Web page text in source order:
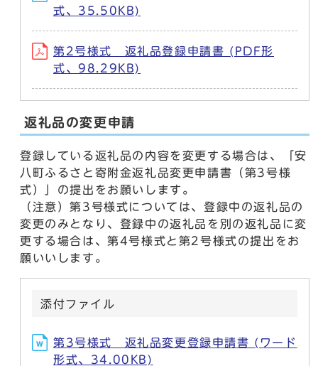
式、35.50KB)
第2号様式 返礼品登録申請書 (PDF形
式、98.29KB)
返礼品の変更申請
登録している返礼品の内容を変更する場合は、「安
八町ふるさと寄附金返礼品変更申請書（第3号様
式）」の提出をお願いします。
（注意）第3号様式については、登録中の返礼品の
変更のみとなり、登録中の返礼品を別の返礼品に変
更する場合は、第4号様式と第2号様式の提出をお
願いいします。
添付ファイル
第3号様式 返礼品変更登録申請書 (ワード
形式、34.00KB)